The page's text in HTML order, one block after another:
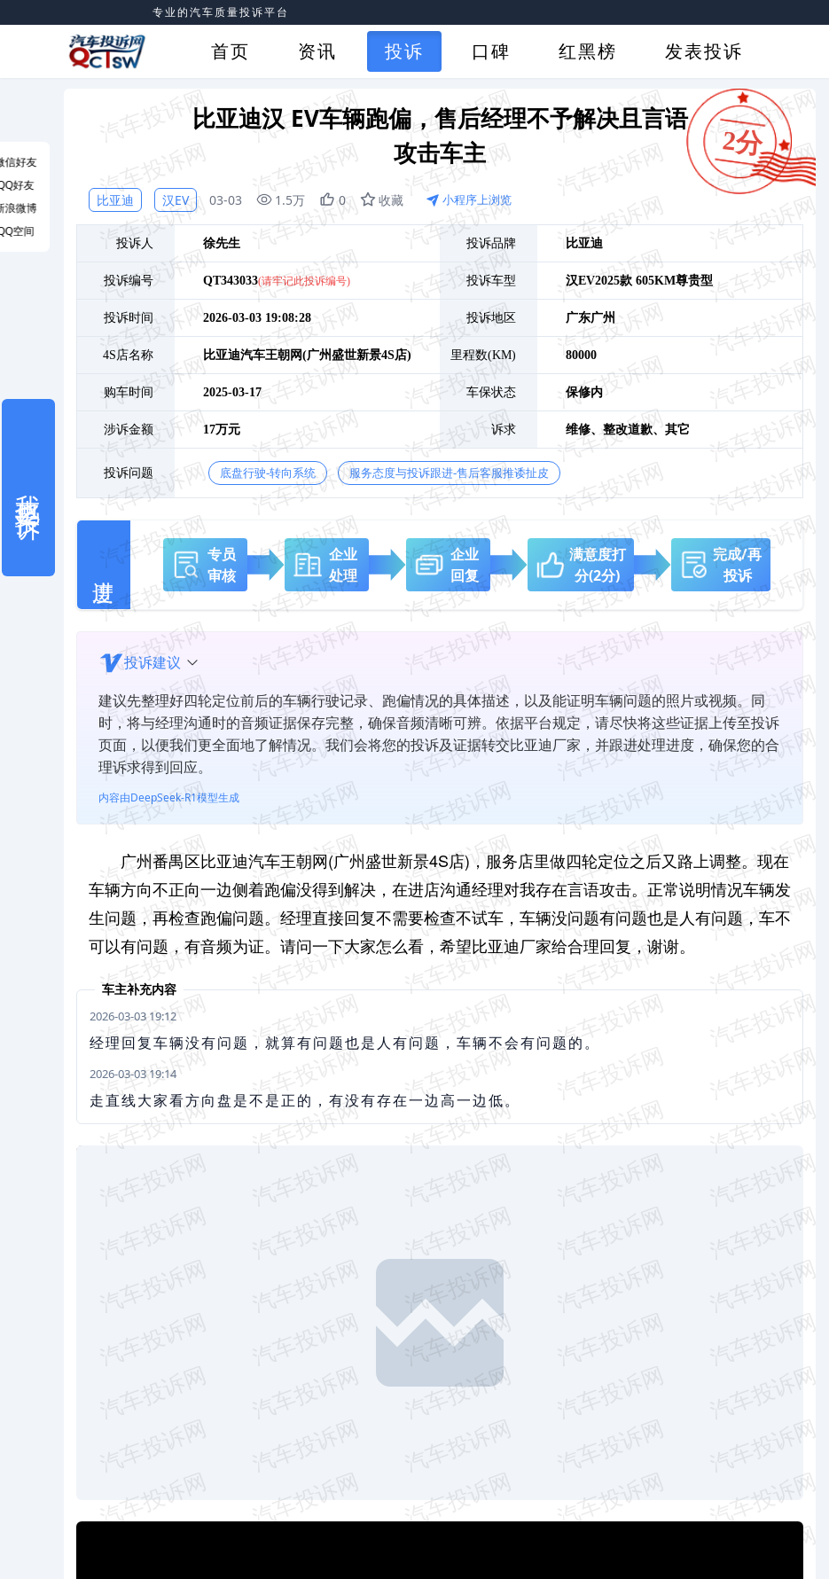
专业的汽车质量投诉平台
首页 资讯 投诉 口碑 红黑榜 发表投诉
2分
比亚迪汉 EV车辆跑偏，售后经理不予解决且言语
攻击车主
比亚迪 汉EV 03-03 1.5万 0 收藏 小程序上浏览
投诉人 徐先生 投诉品牌 比亚迪
投诉编号 QT343033(请牢记此投诉编号) 投诉车型 汉EV2025款 605KM尊贵型
投诉时间 2026-03-03 19:08:28 投诉地区 广东广州
4S店名称 比亚迪汽车王朝网(广州盛世新景4S店) 里程数(KM) 80000
购车时间 2025-03-17 车保状态 保修内
涉诉金额 17万元 诉求 维修、 整改道歉、 其它
投诉问题 底盘行驶-转向系统 服务态度与投诉跟进-售后客服推诿扯皮
专员
审核
企业
处理
企业
回复
满意度打
分(2分)
完成/再
投诉
投诉建议
建议先整理好四轮定位前后的车辆行驶记录、跑偏情况的具体描述，以及能证明车辆问题的照片或视频。同
时，将与经理沟通时的音频证据保存完整，确保音频清晰可辨。依据平台规定，请尽快将这些证据上传至投诉
页面，以便我们更全面地了解情况。我们会将您的投诉及证据转交比亚迪厂家，并跟进处理进度，确保您的合
理诉求得到回应。
内容由DeepSeek-R1模型生成
广州番禺区比亚迪汽车王朝网(广州盛世新景4S店)， 服务店里做四轮定位之后又路上调整。现在
车辆方向不正向一边侧着跑偏没得到解决，在进店沟通经理对我存在言语攻击。正常说明情况车辆发
生问题，再检查跑偏问题。经理直接回复不需要检查不试车，车辆没问题有问题也是人有问题，车不
可以有问题，有音频为证。请问一下大家怎么看，希望比亚迪厂家给合理回复，谢谢。
车主补充内容
2026-03-03 19:12
经理回复车辆没有问题，就算有问题也是人有问题，车辆不会有问题的。
2026-03-03 19:14
走直线大家看方向盘是不是正的，有没有存在一边高一边低。
信好友
好友
浪微博
空间